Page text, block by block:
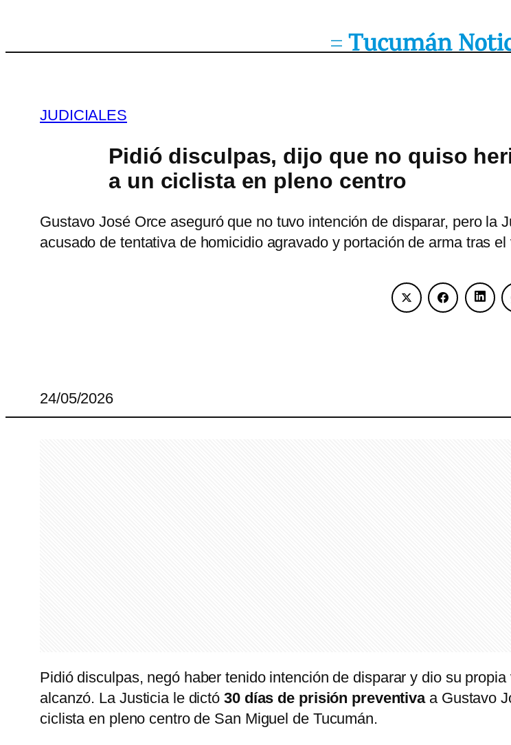
JUDICIALES
Pidió disculpas, dijo que no quiso
a un ciclista en pleno centro
Gustavo José Orce aseguró que no tuvo intención de disparar, pero la
acusado de tentativa de homicidio agravado y portación de arma tras
24/05/2026
Pidió disculpas, negó haber tenido intención de disparar y dio su
alcanzó. La Justicia le dictó 30 días de prisión preventivaa Gustavo
ciclista en pleno centro de San Miguel de Tucumán.